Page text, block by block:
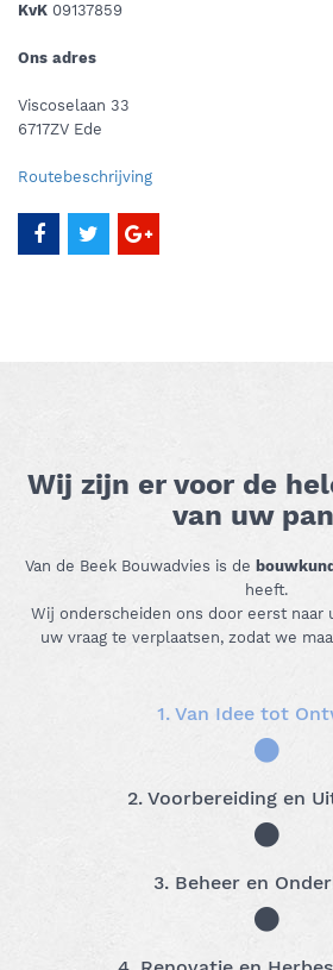
KvK 09137859
Ons adres
Viscoselaan 33
6717ZV Ede
Routebeschrijving
Wij zijn er voor de
van uw
Van de Beek Bouwadvies is de
heeft.
Wij onderscheiden ons door eerst naar
uw vraag te verplaatsen, zodat we
1. Van Idee tot
2. Voorbereiding en
3. Beheer en